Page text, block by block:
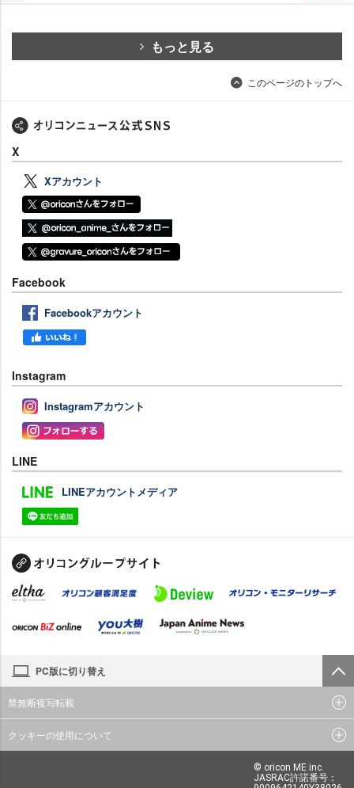
もっと見る
このページのトップへ
X
Xアカウント
Facebook
Facebookアカウント
Instagram
Instagramアカウント
LINE
LINEアカウントメディア
PC版に切り替え
禁無断複写転載
クッキーの使用について
© oricon ME inc.
JASRAC許諾番号：